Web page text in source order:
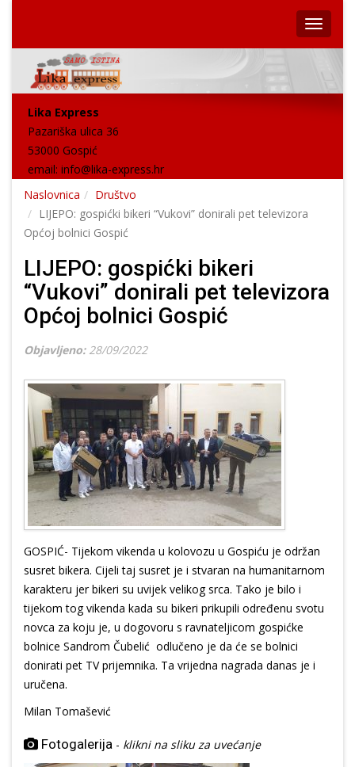
Lika Express
Pazariška ulica 36
53000 Gospić
email: info@lika-express.hr
Naslovnica
Društvo
LIJEPO: gospićki bikeri “Vukovi” donirali pet televizora
Općoj bolnici Gospić
LIJEPO: gospićki bikeri
“Vukovi” donirali pet televizora
Općoj bolnici Gospić
Objavljeno: 28/09/2022
GOSPIĆ- Tijekom vikenda u kolovozu u Gospiću je održan
susret bikera. Cijeli taj susret je i stvaran na humanitarnom
karakteru jer bikeri su uvijek velikog srca. Tako je bilo i
tijekom tog vikenda kada su bikeri prikupili određenu svotu
novca za koju je, u dogovoru s ravnateljicom gospićke
bolnice Sandrom Čubelić odlučeno je da će se bolnici
donirati pet TV prijemnika. Ta vrijedna nagrada danas je i
uručena.
Milan Tomašević
Fotogalerija - klikni na sliku za uvećanje